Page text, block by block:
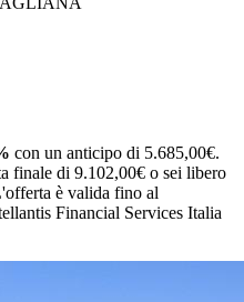
con un anticipo di 5.685,00€.
finale di 9.102,00€ o sei libero
è valida fino al
Financial Services Italia